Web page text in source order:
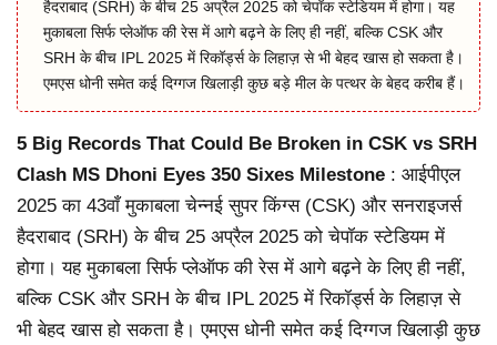
हैदराबाद (SRH) के बीच 25 अप्रैल 2025 को चेपॉक स्टेडियम में होगा। यह
मुकाबला सिर्फ प्लेऑफ की रेस में आगे बढ़ने के लिए ही नहीं, बल्कि CSK और
SRH के बीच IPL 2025 में रिकॉर्ड्स के लिहाज़ से भी बेहद खास हो सकता है।
एमएस धोनी समेत कई दिग्गज खिलाड़ी कुछ बड़े मील के पत्थर के बेहद करीब हैं।
5 Big Records That Could Be Broken in CSK vs SRH
Clash MS Dhoni Eyes 350 Sixes Milestone : आईपीएल
2025 का 43वाँ मुकाबला चेन्नई सुपर किंग्स (CSK) और सनराइजर्स
हैदराबाद (SRH) के बीच 25 अप्रैल 2025 को चेपॉक स्टेडियम में
होगा। यह मुकाबला सिर्फ प्लेऑफ की रेस में आगे बढ़ने के लिए ही नहीं,
बल्कि CSK और SRH के बीच IPL 2025 में रिकॉर्ड्स के लिहाज़ से
भी बेहद खास हो सकता है। एमएस धोनी समेत कई दिग्गज खिलाड़ी कुछ